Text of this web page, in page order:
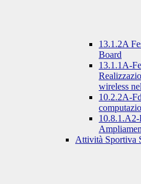
13.1.2A
Board
13.1.1A-
wireless
10.2.2A-
Attività Sportiva